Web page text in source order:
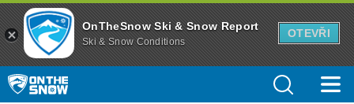
OnTheSnow Ski & Snow Report
Ski & Snow Conditions
OTEVŘI